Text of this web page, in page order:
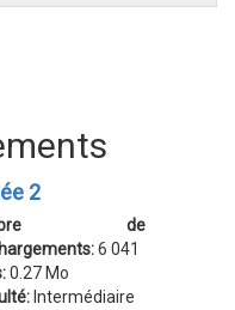
2
de
6 041
0.27 Mo
Intermédiaire